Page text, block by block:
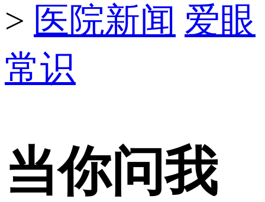
> 医院新闻 爱眼
常识
当你问我